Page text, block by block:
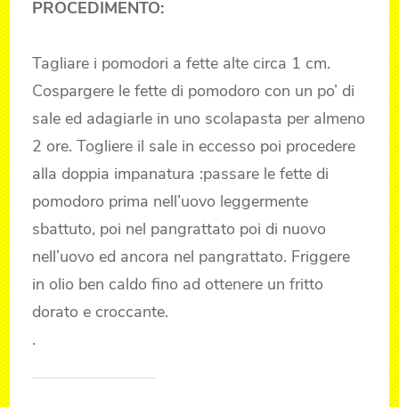
PROCEDIMENTO:
Tagliare i pomodori a fette alte circa 1 cm.
Cospargere le fette di pomodoro con un po’ di
sale ed adagiarle in uno scolapasta per almeno
2 ore. Togliere il sale in eccesso poi procedere
alla doppia impanatura :passare le fette di
pomodoro prima nell’uovo leggermente
sbattuto, poi nel pangrattato poi di nuovo
nell’uovo ed ancora nel pangrattato. Friggere
in olio ben caldo fino ad ottenere un fritto
dorato e croccante.
.